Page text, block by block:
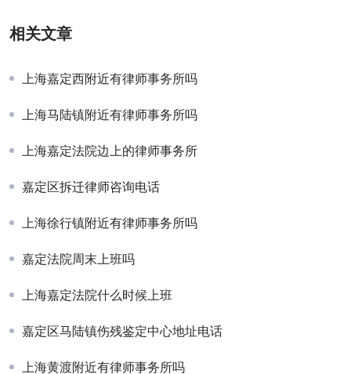
相关文章
上海嘉定西附近有律师事务所吗
上海马陆镇附近有律师事务所吗
上海嘉定法院边上的律师事务所
嘉定区拆迁律师咨询电话
上海徐行镇附近有律师事务所吗
嘉定法院周末上班吗
上海嘉定法院什么时候上班
嘉定区马陆镇伤残鉴定中心地址电话
上海黄渡附近有律师事务所吗